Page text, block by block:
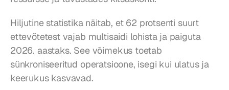
Hiljutine statistika näitab, et 62 protsenti suurt
ettevõtetest vajab multisaidi lohista ja paiguta
2026. aastaks. See võimekus toetab
sünkroniseeritud operatsioone, isegi kui ulatus ja
keerukus kasvavad.